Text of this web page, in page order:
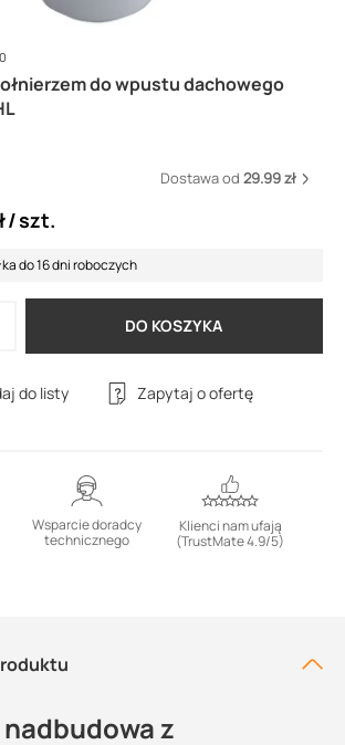
do wpustu dachowego
Dostawa od 29.99 zł
szt.
do 16 dni roboczych
DO KOSZYKA
do listy Zapytaj o ofertę
Wsparcie doradcy
technicznego
Klienci nam ufają
(TrustMate 4.9/5)
z